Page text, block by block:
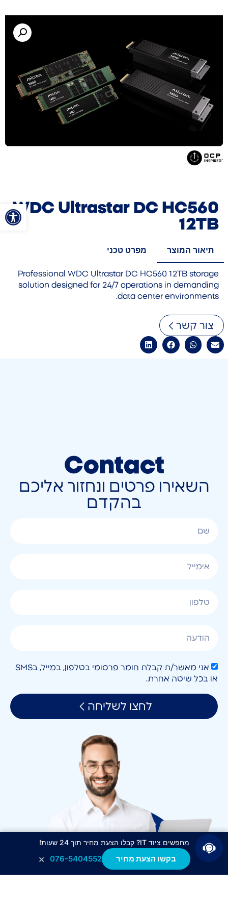
פתח
WDC Ultrastar DC HC560
12TB
תיאור המוצר מפרט טכני
Professional WDC Ultrastar DC HC560 12TB storage
solution designed for 24/7 operations in demanding
data center environments.
צור קשר
Contact
השאירו פרטים ונחזור אליכם
בהקדם
אני מאשר/ת קבלת חומר פרסומי בטלפון, במייל, בSMS
או בכל שיטה אחרת.
לחצו לשליחה
מחפשים ציוד IT? קבלו הצעת מחיר תוך 24 שעות!
בקשו הצעת מחיר 076-5404552
×